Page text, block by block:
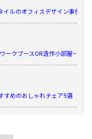
ルのオフィスデザイン事例~
ークブースOR造作小部屋~
すめのおしゃれチェア9選